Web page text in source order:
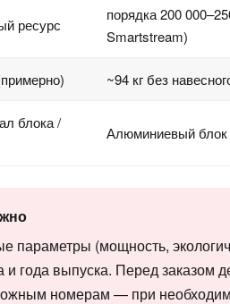
ресурс
порядка 200
Smartstream)
~94 кг без
блока /
Алюминиевый блок
параметры (мощность,
и года выпуска. Перед заказом
номерам — при